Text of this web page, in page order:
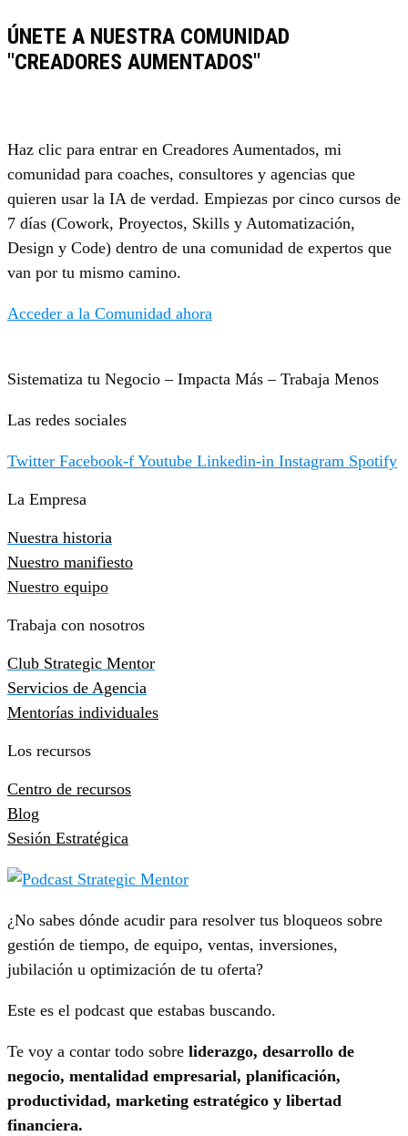
ÚNETE A NUESTRA COMUNIDAD
"CREADORES AUMENTADOS"
Haz clic para entrar en Creadores Aumentados, mi
comunidad para coaches, consultores y agencias que
quieren usar la IA de verdad. Empiezas por cinco cursos de
7 días (Cowork, Proyectos, Skills y Automatización,
Design y Code) dentro de una comunidad de expertos que
van por tu mismo camino.
Acceder a la Comunidad ahora
Sistematiza tu Negocio – Impacta Más – Trabaja Menos
Las redes sociales
Twitter Facebook-f Youtube Linkedin-in Instagram Spotify
La Empresa
Nuestra historia
Nuestro manifiesto
Nuestro equipo
Trabaja con nosotros
Club Strategic Mentor
Servicios de Agencia
Mentorías individuales
Los recursos
Centro de recursos
Blog
Sesión Estratégica
¿No sabes dónde acudir para resolver tus bloqueos sobre
gestión de tiempo, de equipo, ventas, inversiones,
jubilación u optimización de tu oferta?
Este es el podcast que estabas buscando.
Te voy a contar todo sobre liderazgo, desarrollo de
negocio, mentalidad empresarial, planificación,
productividad, marketing estratégico y libertad
financiera.